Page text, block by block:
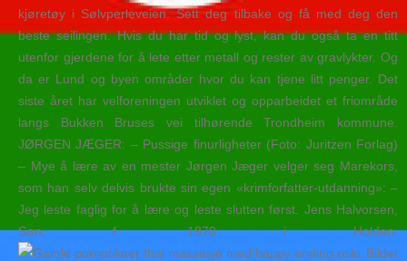
kjøretøy i Sølvperleveien. Sett deg tilbake og få med deg den
beste seilingen. Hvis du har tid og lyst, kan du også ta en titt
utenfor gjerdene for å lete etter metall og rester av gravlykter. Og
da er Lund og byen områder hvor du kan tjene litt penger. Det
siste året har velforeningen utviklet og opparbeidet et friområde
langs Bukken Bruses vei tilhørende Trondheim kommune.
JØRGEN JÆGER: – Pussige finurligheter (Foto: Juritzen Forlag)
– Mye å lære av en mester Jørgen Jæger velger seg Marekors,
som han selv delvis brukte sin egen «krimforfatter-utdanning»: –
Jeg leste faglig for å lære og leste slutten først. Jens Halvorsen,
Søn, f. 1870 i Holden.
Bildet